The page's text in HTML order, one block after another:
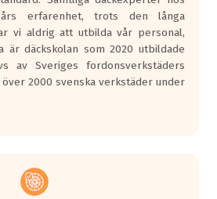
ut för
lastbilar.
test där däcken
väg där det ligger
på
h brukar
erfarenhet, trots den långa
vi aldrig att utbilda vår personal,
däckskolan som 2020 utbildade
av Sveriges fordonsverkstäders
2000 svenska verkstäder under